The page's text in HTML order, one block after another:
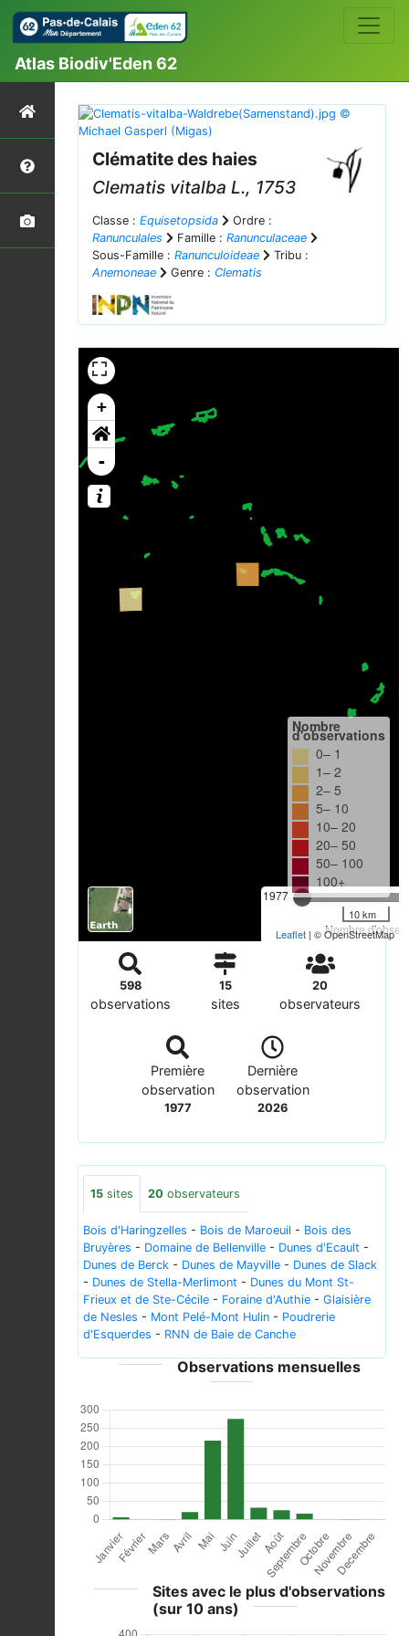
Atlas Biodiv'Eden 62
Clématite des haies
Clematis vitalba L., 1753
Classe : Equisetopsida
Ordre :
Ranunculales
Famille : Ranunculaceae
Sous-Famille : Ranunculoideae
Tribu :
Anemoneae
Genre : Clematis
+
-
1977
Nombre
Nombre
d'observations
0– 1
1– 2
2– 5
5– 10
10– 20
20– 50
50– 100
100+
10 km
Leaflet | © OpenStreetMap
598
observations
15
sites
20
observateurs
Première
observation
1977
Dernière
observation
2026
15 sites 20 observateurs
Bois d'Haringzelles - Bois de Maroeuil - Bois des
Bruyères - Domaine de Bellenville - Dunes d'Ecault -
Dunes de Berck - Dunes de Mayville - Dunes de Slack
- Dunes de Stella-Merlimont - Dunes du Mont St-
Frieux et de Ste-Cécile - Foraine d'Authie - Glaisière
de Nesles - Mont Pelé-Mont Hulin - Poudrerie
d'Esquerdes - RNN de Baie de Canche
Observations mensuelles
Sites avec le plus d'observations
(sur 10 ans)